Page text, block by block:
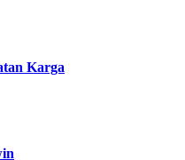
Karga